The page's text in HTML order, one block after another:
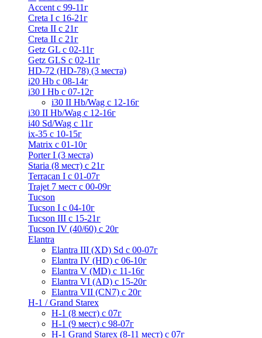
Accent с 99-11г
Creta I с 16-21г
Creta II с 21г
Creta II с 21г
Getz GL с 02-11г
Getz GLS с 02-11г
HD-72 (HD-78) (3 места)
i20 Hb с 08-14г
i30 I Hb с 07-12г
i30 II Hb/Wag с 12-16г
i30 II Hb/Wag с 12-16г
i40 Sd/Wag с 11г
ix-35 с 10-15г
Matrix с 01-10г
Porter I (3 места)
Staria (8 мест) c 21г
Terracan I c 01-07г
Trajet 7 мест с 00-09г
Tucson
Tucson I c 04-10г
Tucson III с 15-21г
Tucson IV (40/60) с 20г
Elantra
Elantra III (XD) Sd c 00-07г
Elantra IV (HD) с 06-10г
Elantra V (MD) c 11-16г
Elantra VI (AD) с 15-20г
Elantra VII (CN7) с 20г
H-1 / Grand Starex
H-1 (8 мест) c 07г
H-1 (9 мест) c 98-07г
H-1 Grand Starex (8-11 мест) с 07г